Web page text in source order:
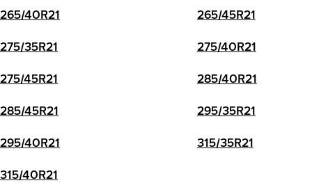
265/40R21 265/45R21
275/35R21 275/40R21
275/45R21 285/40R21
285/45R21 295/35R21
295/40R21 315/35R21
315/40R21